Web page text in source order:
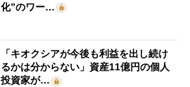
化”のワー…
「キオクシアが今後も利益を出し続け
るかは分からない」資産11億円の個人
投資家が…